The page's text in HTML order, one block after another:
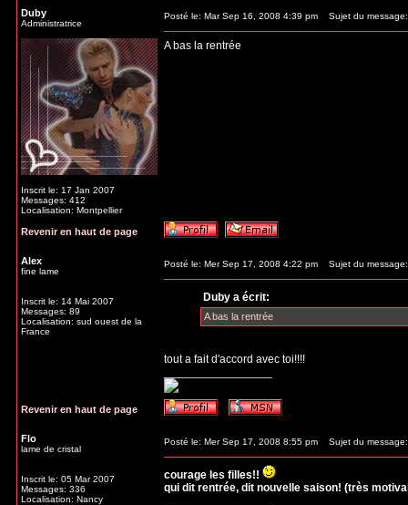
Duby
Administratrice
Inscrit le: 17 Jan 2007
Messages: 412
Localisation: Montpellier
Posté le: Mar Sep 16, 2008 4:39 pm Sujet du message:
A bas la rentrée
Revenir en haut de page
Alex
fine lame
Inscrit le: 14 Mai 2007
Messages: 89
Localisation: sud ouest de la
France
Posté le: Mer Sep 17, 2008 4:22 pm Sujet du message:
Duby a écrit:
A bas la rentrée
tout a fait d'accord avec toi!!!!
Revenir en haut de page
Flo
lame de cristal
Inscrit le: 05 Mar 2007
Messages: 336
Localisation: Nancy
Posté le: Mer Sep 17, 2008 8:55 pm Sujet du message:
courage les filles!!
qui dit rentrée, dit nouvelle saison! (très